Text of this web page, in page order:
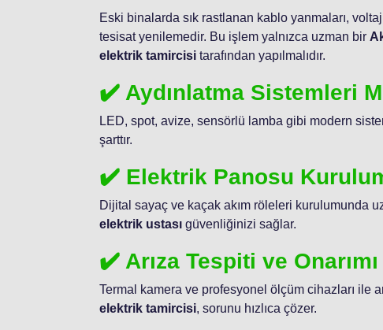
Eski binalarda sık rastlanan kablo yanmaları,
tesisat yenilemedir. Bu işlem yalnızca uzman bir
elektrik tamircisi tarafından yapılmalıdır.
✔️ Aydınlatma Sistemleri
LED, spot, avize, sensörlü lamba gibi modern
şarttır.
✔️ Elektrik Panosu
Dijital sayaç ve kaçak akım röleleri kurulumunda
elektrik ustası güvenliğinizi sağlar.
✔️ Arıza Tespiti ve Onarımı
Termal kamera ve profesyonel ölçüm cihazları ile
elektrik tamircisi, sorunu hızlıca çözer.